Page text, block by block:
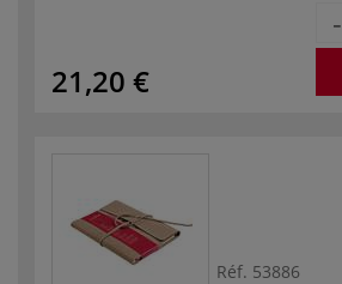
21,20 €
-
Réf. 53886